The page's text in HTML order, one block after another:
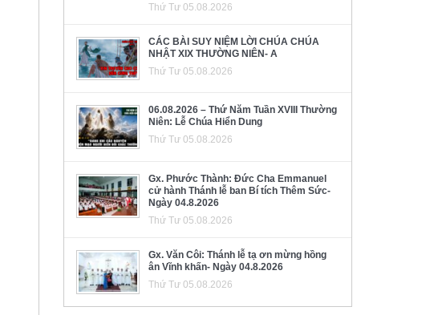
Thứ Tư 05.08.2026
CÁC BÀI SUY NIỆM LỜI CHÚA CHÚA
NHẬT XIX THƯỜNG NIÊN- A
Thứ Tư 05.08.2026
06.08.2026 – Thứ Năm Tuần XVIII Thường
Niên: Lễ Chúa Hiển Dung
Thứ Tư 05.08.2026
Gx. Phước Thành: Đức Cha Emmanuel
cử hành Thánh lễ ban Bí tích Thêm Sức-
Ngày 04.8.2026
Thứ Tư 05.08.2026
Gx. Văn Côi: Thánh lễ tạ ơn mừng hồng
ân Vĩnh khấn- Ngày 04.8.2026
Thứ Tư 05.08.2026